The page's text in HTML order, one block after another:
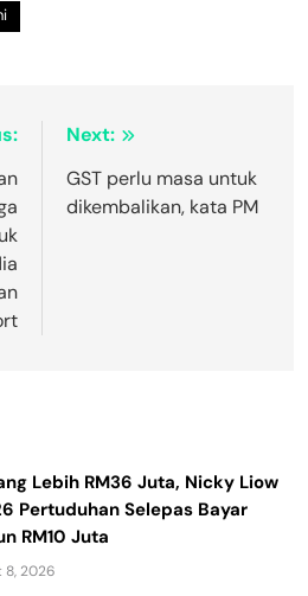
Next:
GST perlu masa untuk
dikembalikan, kata PM
Lebih RM36 Juta, Nicky Liow
Pertuduhan Selepas Bayar
RM10 Juta
8, 2026